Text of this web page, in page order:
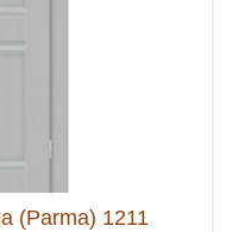
(Parma) 1211